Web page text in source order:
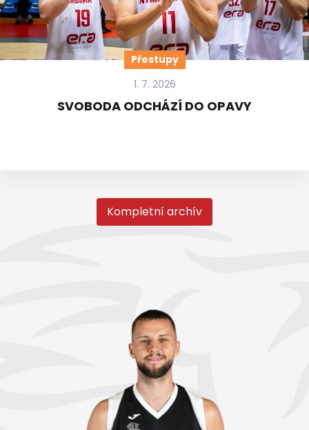
Přestupy
1. 7. 2026
SVOBODA ODCHÁZÍ DO OPAVY
Kompletní archív